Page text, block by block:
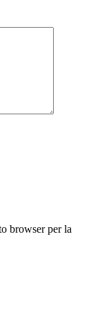
browser per la